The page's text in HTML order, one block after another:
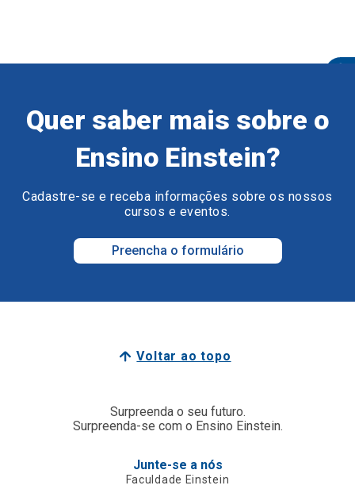
Quer saber mais sobre o
Ensino Einstein?
Cadastre-se e receba informações sobre os nossos
cursos e eventos.
Preencha o formulário
Voltar ao topo
Surpreenda o seu futuro.
Surpreenda-se com o Ensino Einstein.
Junte-se a nós
Faculdade Einstein